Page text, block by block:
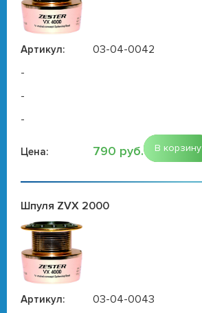
Артикул:
03-04-0042
-
-
-
Цена: 790 руб. В корзину
Шпуля ZVX 2000
Артикул:
03-04-0043